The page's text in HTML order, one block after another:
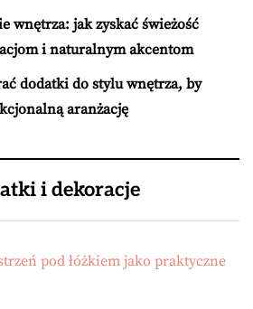
wnętrza: jak zyskać świeżość
i naturalnym akcentom
dodatki do stylu wnętrza, by
aranżację
i dekoracje
pod łóżkiem jako praktyczne